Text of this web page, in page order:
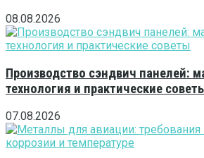
08.08.2026
Производство сэндвич панелей:
технология и практические
07.08.2026